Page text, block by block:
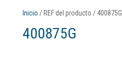
Inicio / REF del producto / 400875G
400875G